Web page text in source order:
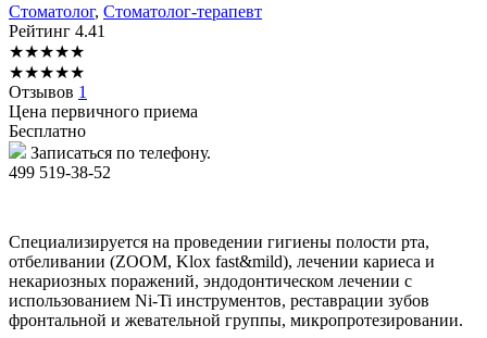
Стоматолог, Стоматолог-терапевт
Рейтинг 4.41
★★★★★
★★★★★
Отзывов 1
Цена первичного приема
Бесплатно
Записаться по телефону.
499 519-38-52
Специализируется на проведении гигиены полости рта,
отбеливании (ZOOM, Klox fast&mild), лечении кариеса и
некариозных поражений, эндодонтическом лечении с
использованием Ni-Ti инструментов, реставрации зубов
фронтальной и жевательной группы, микропротезировании.